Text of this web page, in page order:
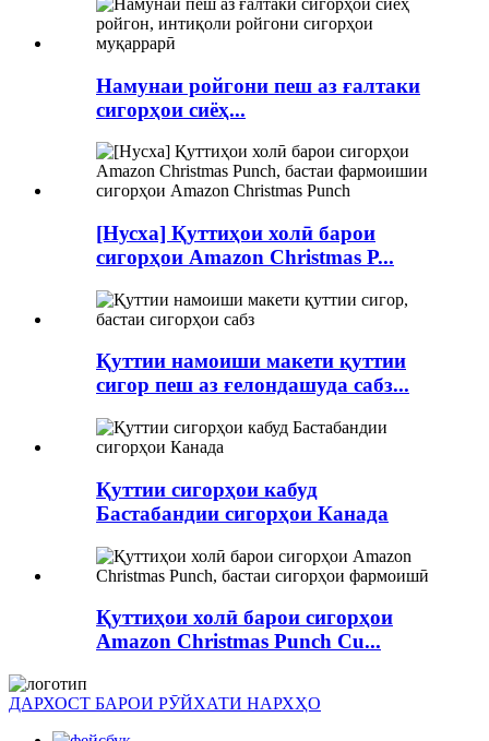
Намунаи ройгони пеш аз ғалтаки
сигорҳои сиёҳ...
[Нусха] Қуттиҳои холӣ барои
сигорҳои Amazon Christmas P...
Қуттии намоиши макети қуттии
сигор пеш аз ғелондашуда сабз...
Қуттии сигорҳои кабуд
Бастабандии сигорҳои Канада
Қуттиҳои холӣ барои сигорҳои
Amazon Christmas Punch Cu...
ДАРХОСТ БАРОИ РӮЙХАТИ НАРХҲО